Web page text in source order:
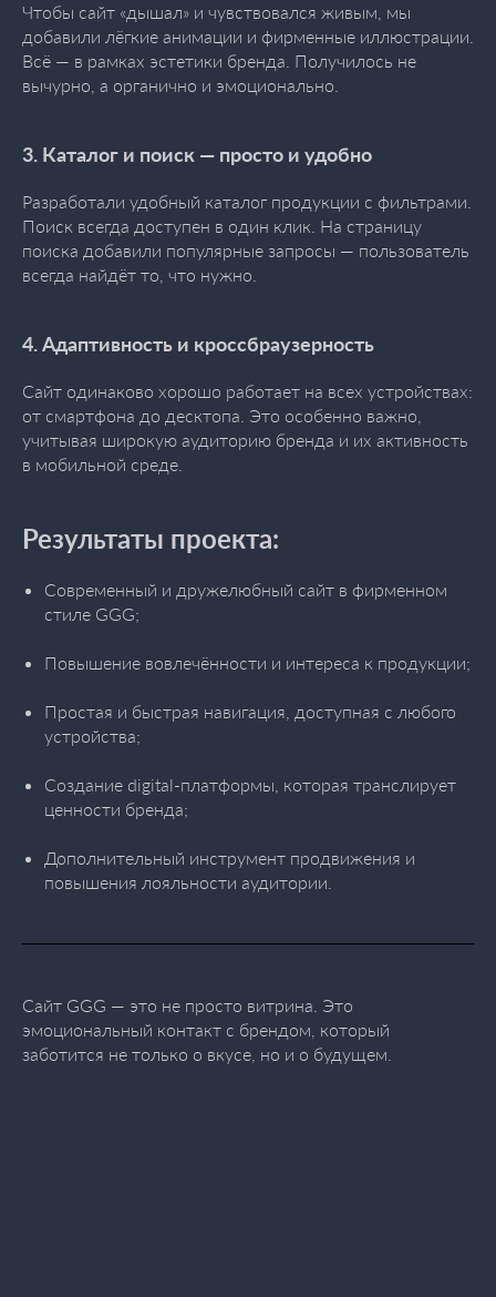
Чтобы сайт «дышал» и чувствовался живым, мы
добавили лёгкие анимации и фирменные иллюстрации.
Всё — в рамках эстетики бренда. Получилось не
вычурно, а органично и эмоционально.
3. Каталог и поиск — просто и удобно
Разработали удобный каталог продукции с фильтрами.
Поиск всегда доступен в один клик. На страницу
поиска добавили популярные запросы — пользователь
всегда найдёт то, что нужно.
4. Адаптивность и кроссбраузерность
Сайт одинаково хорошо работает на всех устройствах:
от смартфона до десктопа. Это особенно важно,
учитывая широкую аудиторию бренда и их активность
в мобильной среде.
Результаты проекта:
Современный и дружелюбный сайт в фирменном
стиле GGG;
Повышение вовлечённости и интереса к продукции;
Простая и быстрая навигация, доступная с любого
устройства;
Создание digital-платформы, которая транслирует
ценности бренда;
Дополнительный инструмент продвижения и
повышения лояльности аудитории.
Сайт GGG — это не просто витрина. Это
эмоциональный контакт с брендом, который
заботится не только о вкусе, но и о будущем.